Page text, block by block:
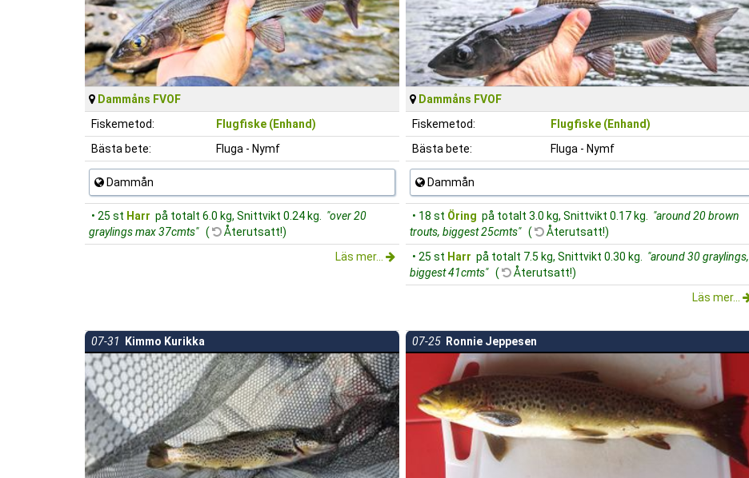
Dammåns FVOF
Fiskemetod:
Flugfiske (Enhand)
Bästa bete:
Fluga - Nymf
Dammån
• 25 st Harr på totalt 6.0 kg, Snittvikt 0.24 kg.
"over 20
graylings max 37cmts" (
Återutsatt!)
Läs mer...
Dammåns FVOF
Fiskemetod:
Flugfiske (Enhand)
Bästa bete:
Fluga - Nymf
Dammån
• 18 st Öring på totalt 3.0 kg, Snittvikt 0.17 kg.
"around 20 brown
trouts, biggest 25cmts" (
Återutsatt!)
• 25 st Harr på totalt 7.5 kg, Snittvikt 0.30 kg.
"around 30 graylings,
biggest 41cmts" (
Återutsatt!)
Läs mer...
07-31 Kimmo Kurikka 07-25 Ronnie Jeppesen